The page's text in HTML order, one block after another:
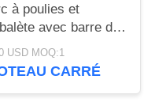
à poulies et
avec barre de
Construction
acier
USD MOQ:1
CARRÉ